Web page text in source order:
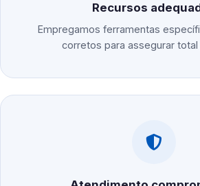
Recursos
Empregamos ferramentas
corretos para assegurar